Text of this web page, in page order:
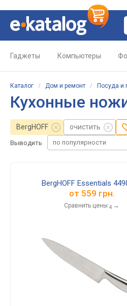
Гаджеты Компьютеры
Каталог / Дом и ремонт / Посуда и
Кухонные
BergHOFF очистить
Выводить по популярности
BergHOFF Essentials
от 559 грн.
Сравнить цены 4 →